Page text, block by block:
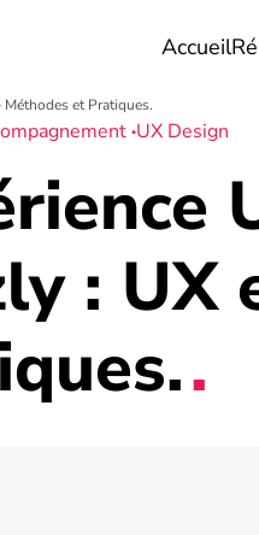
Accueil
Méthodes et Pratiques.
UX Design
: UX